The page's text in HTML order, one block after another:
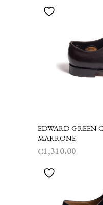
€485.00.
EDWARD GREEN
MARRONE
€1,310.00